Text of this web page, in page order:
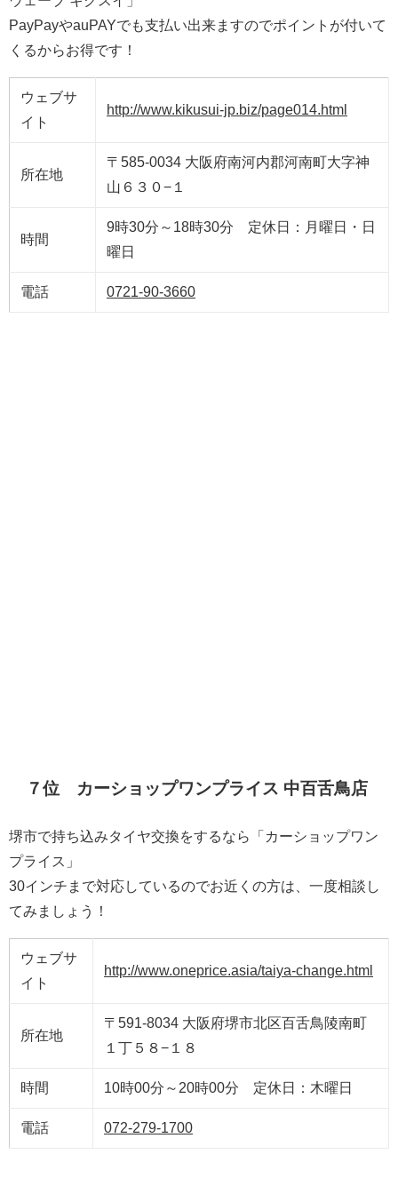
PayPayやauPAYでも支払い出来ますのでポイントが付いて
くるからお得です！
ウェブサ
イト
http://www.kikusui-jp.biz/page014.html
所在地
〒585-0034 大阪府南河内郡河南町大字神
山６３０−１
時間
9時30分～18時30分 定休日：月曜日・日
曜日
電話 0721-90-3660
７位 カーショップワンプライス 中百舌鳥店
堺市で持ち込みタイヤ交換をするなら「カーショップワン
プライス」
30インチまで対応しているのでお近くの方は、一度相談し
てみましょう！
ウェブサ
イト
http://www.oneprice.asia/taiya-change.html
所在地
〒591-8034 大阪府堺市北区百舌鳥陵南町
１丁５８−１８
時間 10時00分～20時00分 定休日：木曜日
電話 072-279-1700